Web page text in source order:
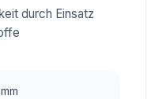
durch Einsatz